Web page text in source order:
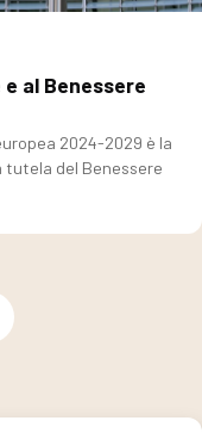
al Benessere
2024-2029 è la
tutela del Benessere